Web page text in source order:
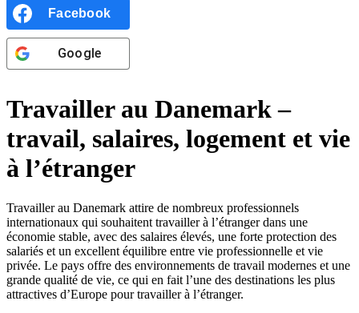
Facebook
Google
Travailler au Danemark –
travail, salaires, logement et vie
à l’étranger
Travailler au Danemark attire de nombreux professionnels
internationaux qui souhaitent travailler à l’étranger dans une
économie stable, avec des salaires élevés, une forte protection des
salariés et un excellent équilibre entre vie professionnelle et vie
privée. Le pays offre des environnements de travail modernes et une
grande qualité de vie, ce qui en fait l’une des destinations les plus
attractives d’Europe pour travailler à l’étranger.